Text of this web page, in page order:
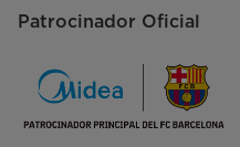
Patrocinador Oficial